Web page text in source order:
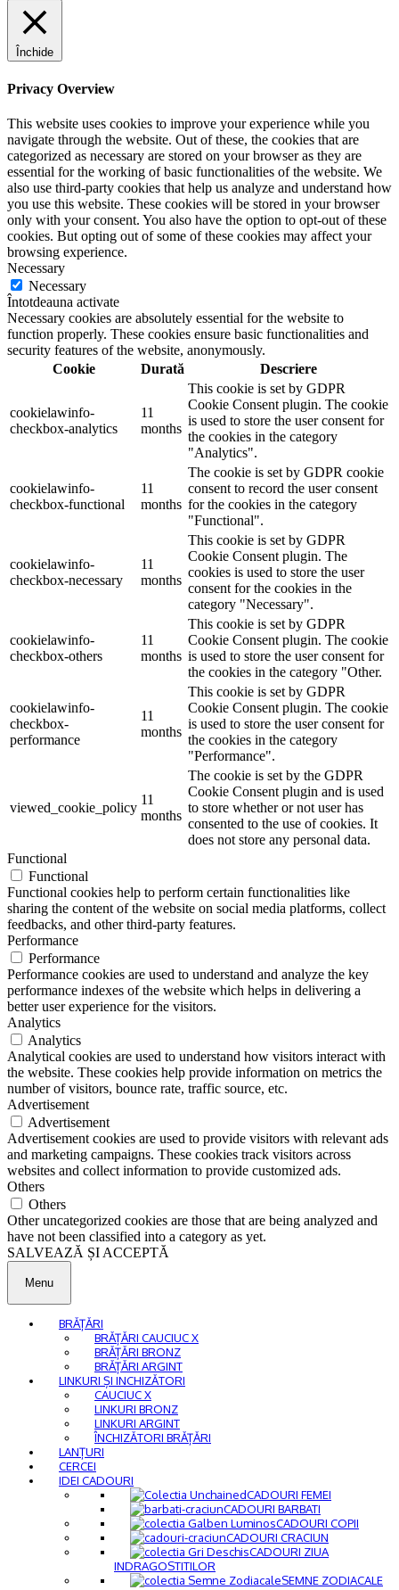
Închide
Privacy Overview
This website uses cookies to improve your experience while you
navigate through the website. Out of these, the cookies that are
categorized as necessary are stored on your browser as they are
essential for the working of basic functionalities of the website. We
also use third-party cookies that help us analyze and understand how
you use this website. These cookies will be stored in your browser
only with your consent. You also have the option to opt-out of these
cookies. But opting out of some of these cookies may affect your
browsing experience.
Necessary
Necessary
Întotdeauna activate
Necessary cookies are absolutely essential for the website to
function properly. These cookies ensure basic functionalities and
security features of the website, anonymously.
Cookie
Durată Descriere
cookielawinfo-
checkbox-analytics
11
months
This cookie is set by GDPR
Cookie Consent plugin. The cookie
is used to store the user consent for
the cookies in the category
"Analytics".
cookielawinfo-
checkbox-functional
11
months
The cookie is set by GDPR cookie
consent to record the user consent
for the cookies in the category
"Functional".
cookielawinfo-
checkbox-necessary
11
months
This cookie is set by GDPR
Cookie Consent plugin. The
cookies is used to store the user
consent for the cookies in the
category "Necessary".
cookielawinfo-
checkbox-others
11
months
This cookie is set by GDPR
Cookie Consent plugin. The cookie
is used to store the user consent for
the cookies in the category "Other.
cookielawinfo-
checkbox-
performance
11
months
This cookie is set by GDPR
Cookie Consent plugin. The cookie
is used to store the user consent for
the cookies in the category
"Performance".
viewed_cookie_policy
11
months
The cookie is set by the GDPR
Cookie Consent plugin and is used
to store whether or not user has
consented to the use of cookies. It
does not store any personal data.
Functional
Functional
Functional cookies help to perform certain functionalities like
sharing the content of the website on social media platforms, collect
feedbacks, and other third-party features.
Performance
Performance
Performance cookies are used to understand and analyze the key
performance indexes of the website which helps in delivering a
better user experience for the visitors.
Analytics
Analytics
Analytical cookies are used to understand how visitors interact with
the website. These cookies help provide information on metrics the
number of visitors, bounce rate, traffic source, etc.
Advertisement
Advertisement
Advertisement cookies are used to provide visitors with relevant ads
and marketing campaigns. These cookies track visitors across
websites and collect information to provide customized ads.
Others
Others
Other uncategorized cookies are those that are being analyzed and
have not been classified into a category as yet.
SALVEAZĂ ȘI ACCEPTĂ
Menu
BRĂȚĂRI
BRĂȚĂRI CAUCIUC X
BRĂȚĂRI BRONZ
BRĂȚĂRI ARGINT
LINKURI ȘI INCHIZĂTORI
CAUCIUC X
LINKURI BRONZ
LINKURI ARGINT
ÎNCHIZĂTORI BRĂȚĂRI
LANȚURI
CERCEI
IDEI CADOURI
CADOURI FEMEI
CADOURI BARBATI
CADOURI COPII
CADOURI CRACIUN
CADOURI ZIUA
INDRAGOSTITILOR
SEMNE ZODIACALE